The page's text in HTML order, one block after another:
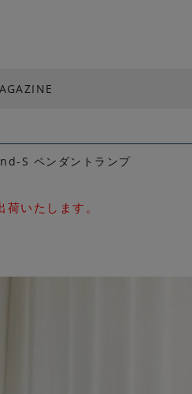
S ペンダントランプ
いたします。